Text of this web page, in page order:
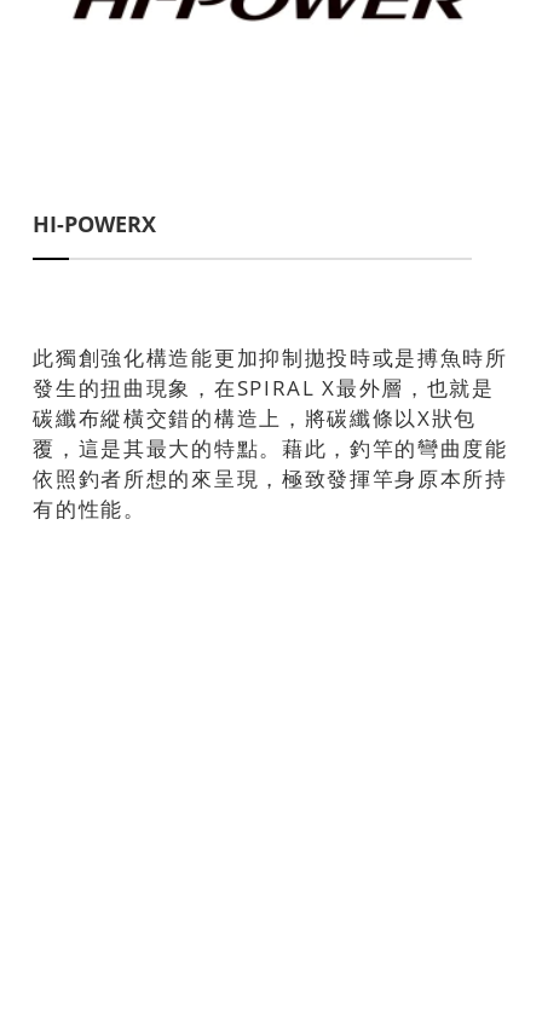
HI-POWERX
此獨創強化構造能更加抑制拋投時或是搏魚時所
發生的扭曲現象，在SPIRAL X最外層，也就是
碳纖布縱橫交錯的構造上，將碳纖條以X狀包
覆，這是其最大的特點。藉此，釣竿的彎曲度能
依照釣者所想的來呈現，極致發揮竿身原本所持
有的性能。